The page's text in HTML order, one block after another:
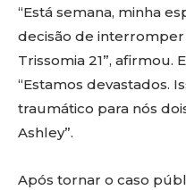
“Está semana, minha
decisão de
Trissomia 21”, afirmou.
“Estamos devastados.
traumático para nós
Ashley”.
Após tornar o caso